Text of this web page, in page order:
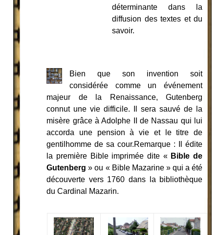
déterminante dans la
diffusion des textes et du
savoir.
Bien que son invention soit
considérée comme un événement
majeur de la Renaissance, Gutenberg
connut une vie difficile. Il sera sauvé de la
misère grâce à Adolphe II de Nassau qui lui
accorda une pension à vie et le titre de
gentilhomme de sa cour.Remarque : Il édite
la première Bible imprimée dite « Bible de
Gutenberg» ou « Bible Mazarine » qui a été
découverte vers 1760 dans la bibliothèque
du Cardinal Mazarin.